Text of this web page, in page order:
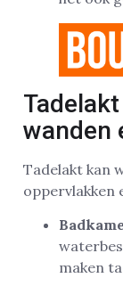
wanden
Tadelakt kan
oppervlakken
maken